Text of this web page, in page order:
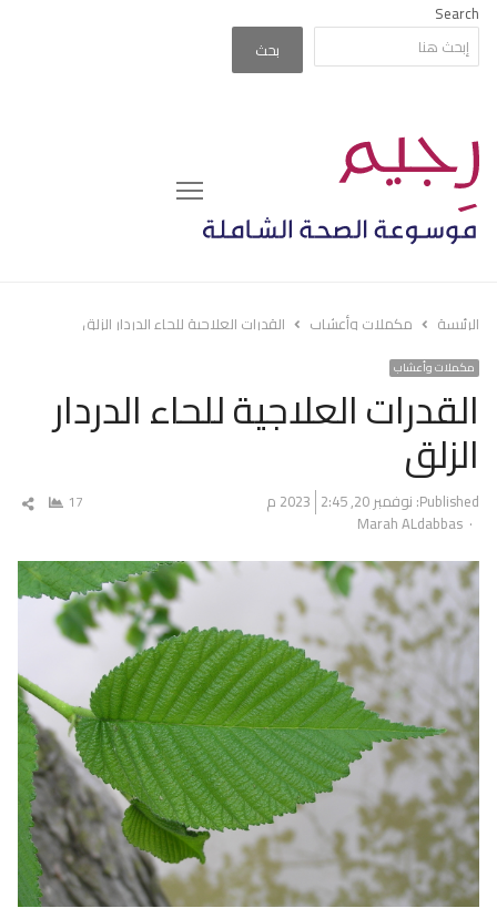
Search
بحث
Menu
الرئيسة مكملات وأعشاب القدرات العلاجية للحاء الدردار الزلق
مكملات وأعشاب
القدرات العلاجية للحاء الدردار
الزلق
Published: نوفمبر 20, 2023 2:45 م
Author
Marah ALdabbas
17